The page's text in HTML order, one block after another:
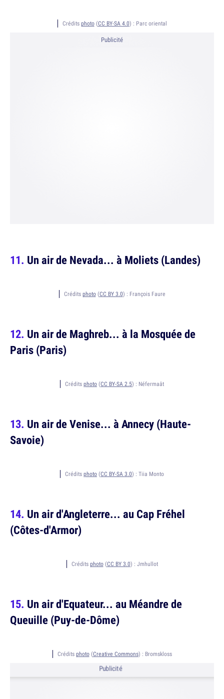
Crédits photo(CC BY-SA 4.0) : Parc oriental
Publicité
Un air de Nevada... à Moliets (Landes)
Crédits photo(CC BY 3.0) : François Faure
Un air de Maghreb... à la Mosquée de
Paris (Paris)
Crédits photo (CC BY-SA 2.5) : Néfermaât
Un air de Venise... à Annecy (Haute-
Savoie)
Crédits photo (CC BY-SA 3.0) : Tiia Monto
Un air d'Angleterre... au Cap Fréhel
(Côtes-d'Armor)
Crédits photo(CC BY 3.0) : Jmhullot
Un air d'Equateur... au Méandre de
Queuille (Puy-de-Dôme)
Crédits photo(Creative Commons) : Bromskloss
Publicité